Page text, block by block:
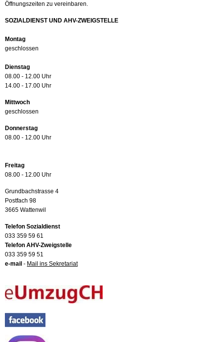
Öffnungszeiten zu vereinbaren.
SOZIALDIENST UND AHV-ZWEIGSTELLE
Montag
geschlossen
Dienstag
08.00 - 12.00 Uhr
14.00 - 17.00 Uhr
Mittwoch
geschlossen
Donnerstag
08.00 - 12.00 Uhr
Freitag
08.00 - 12.00 Uhr
Grundbachstrasse 4
Postfach 98
3665 Wattenwil
Telefon Sozialdienst
033 359 59 61
Telefon AHV-Zweigstelle
033 359 59 51
e-mail - Mail ins Sekretariat